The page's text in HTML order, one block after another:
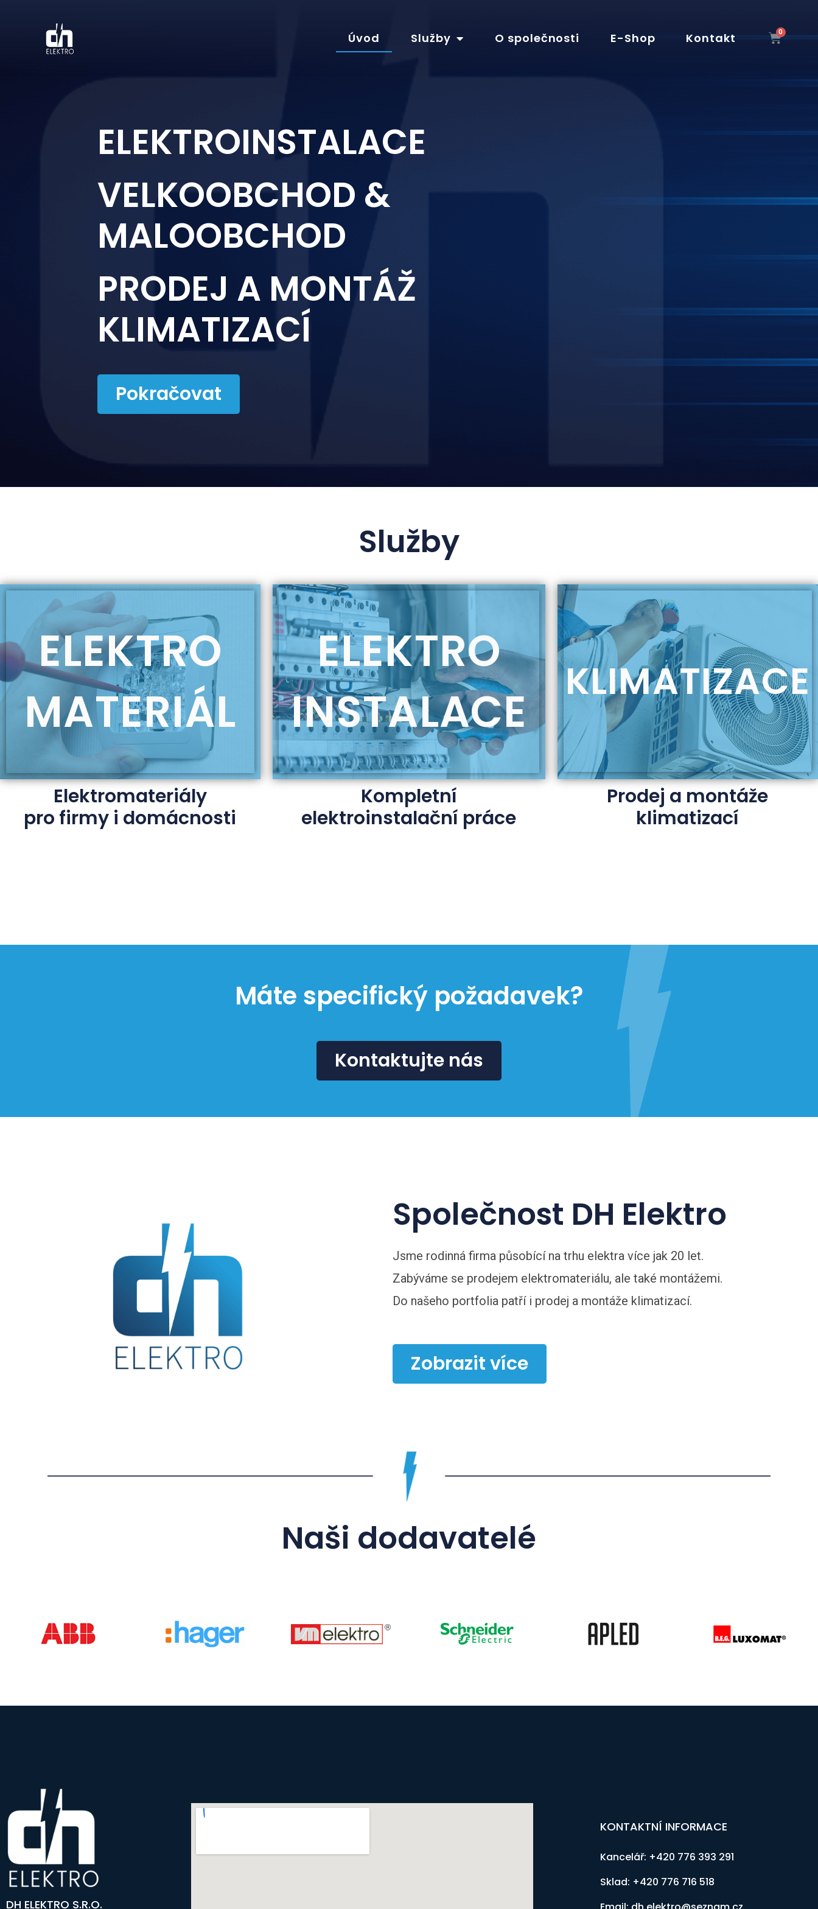
Úvod Služby O společnosti E-Shop Kontakt
ELEKTROINSTALACE
VELKOOBCHOD &
MALOOBCHOD
PRODEJ A MONTÁŽ
KLIMATIZACÍ
Pokračovat
Služby
ELEKTRO
MATERIÁL
ELEKTRO
INSTALACE
KLIMATIZACE
Elektromateriály
pro firmy i domácnosti
Kompletní
elektroinstalační práce
Prodej a montáže
klimatizací
Máte specifický požadavek?
Kontaktujte nás
Společnost DH Elektro
Jsme rodinná firma působící na trhu elektra více jak 20 let.
Zabýváme se prodejem elektromateriálu, ale také montážemi.
Do našeho portfolia patří i prodej a montáže klimatizací.
Zobrazit více
Naši dodavatelé
DH ELEKTRO S.R.O.
KONTAKTNÍ INFORMACE
Kancelář: +420 776 393 291
Sklad: +420 776 716 518